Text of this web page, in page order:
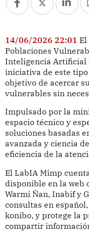
14/06/2026 22:01 El
Poblaciones
Inteligencia Artificial
iniciativa de este
objetivo de acercar
vulnerables sin
Impulsado por la
espacio técnico y
soluciones basadas
avanzada y ciencia
eficiencia de la
El LabIA Mimp
disponible en la web
Warmi Ñan, Inabif y
consultas en
konibo, y protege la
compartir